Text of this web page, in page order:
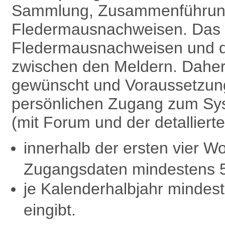
Sammlung,
Fledermausnachweisen.
Fledermausnachweisen und
zwischen den Meldern.
gewünscht und
persönlichen Zugang zum
(mit Forum und der
innerhalb der ersten vier
Zugangsdaten mindestens
je Kalenderhalbjahr
eingibt.